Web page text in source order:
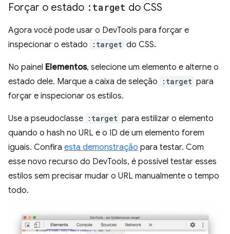
Forçar o estado :target do CSS
Agora você pode usar o DevTools para forçar e
inspecionar o estado
:target do CSS.
No painel Elementos, selecione um elemento e alterne o
estado dele. Marque a caixa de seleção
:target para
forçar e inspecionar os estilos.
Use a pseudoclasse :target para estilizar o elemento
quando o hash no URL e o ID de um elemento forem
iguais. Confira esta demonstração para testar. Com
esse novo recurso do DevTools, é possível testar esses
estilos sem precisar mudar o URL manualmente o tempo
todo.